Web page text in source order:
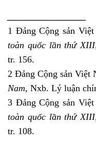
1 Đảng Cộng sản Việt
toàn quốc lần thứ XIII
tr. 156.
2 Đảng Cộng sản Việt
Nam, Nxb. Lý luận
3 Đảng Cộng sản Việt
toàn quốc lần thứ
tr. 108.